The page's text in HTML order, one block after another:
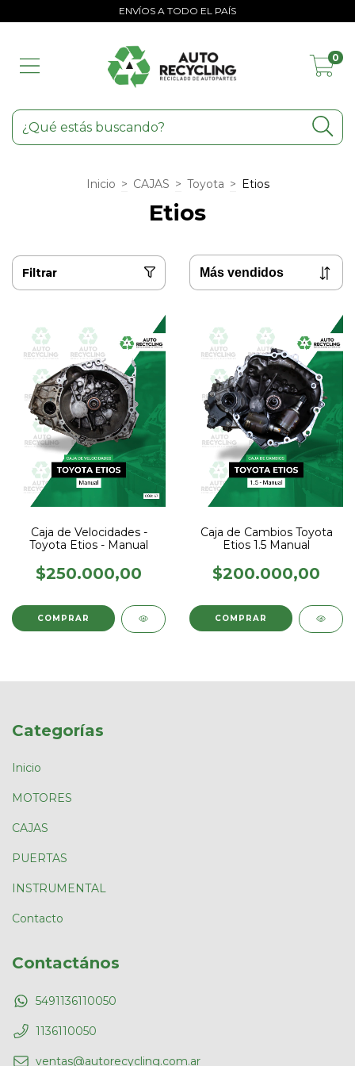
ENVÍOS A TODO EL PAÍS
0
Inicio > CAJAS > Toyota > Etios
Etios
Filtrar
Caja de Velocidades -
Toyota Etios - Manual
$250.000,00
Caja de Cambios Toyota
Etios 1.5 Manual
$200.000,00
Categorías
Inicio
MOTORES
CAJAS
PUERTAS
INSTRUMENTAL
Contacto
Contactános
5491136110050
1136110050
ventas@autorecycling.com.ar